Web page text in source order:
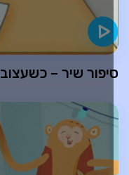
שיר – כשעצוב לי